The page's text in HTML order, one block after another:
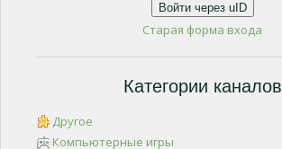
Войти через uID
Старая форма входа
Категории каналов
Другое
Компьютерные игры